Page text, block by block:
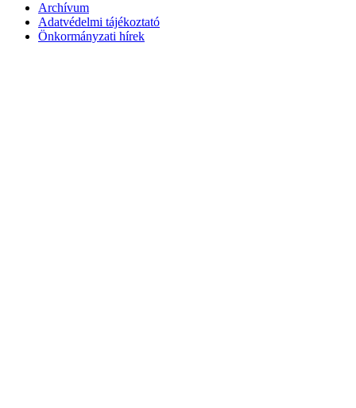
Archívum
Adatvédelmi tájékoztató
Önkormányzati hírek